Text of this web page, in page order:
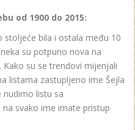
od 1900 do 2015:
stoljeće bila i ostala među 10
su potpuno nova na
su se trendovi mijenjali
listama zastupljeno ime Šejla
nudimo listu sa
svako ime imate pristup